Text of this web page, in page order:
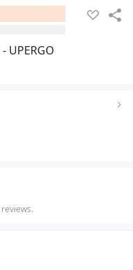
UPERGO